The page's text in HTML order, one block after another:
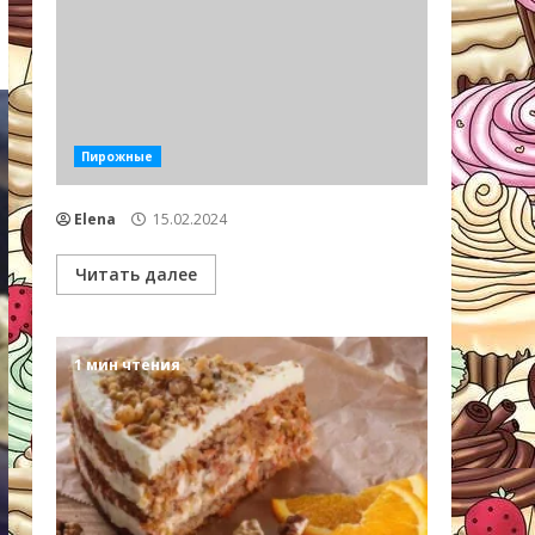
Пирожные
Elena 15.02.2024
Читать далее
1 мин чтения